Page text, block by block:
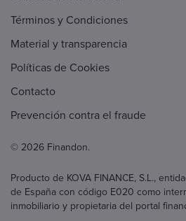
Términos y Condiciones
Material y transparencia
Políticas de Cookies
Contacto
Prevención contra el fraude
© 2026 Finandon.
Producto de KOVA FINANCE, S.L.,
de España con código E020 como
inmobiliario y propietaria del portal